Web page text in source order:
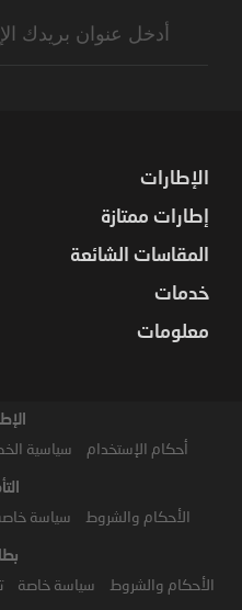
الإطارات
إطارات ممتازة
المقاسات الشائعة
خدمات
معلومات
أحكام الإستخدام سياسية
الأحكام والشروط سياسة
الأحكام والشروط سياسة خاصة